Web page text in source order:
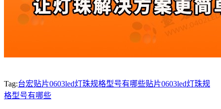
Tag:台宏贴片0603led灯珠规格型号有哪些贴片0603led灯珠规
格型号有哪些